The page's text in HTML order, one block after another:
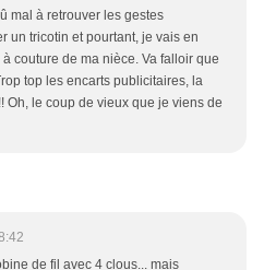
mal à retrouver les gestes
un tricotin et pourtant, je vais en
couture de ma nièce. Va falloir que
top les encarts publicitaires, la
Oh, le coup de vieux que je viens de
de fil avec 4 clous... mais